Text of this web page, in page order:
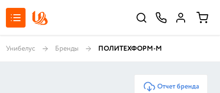
Унибелус Бренды ПОЛИТЕХФОРМ-М
Отчет бренда